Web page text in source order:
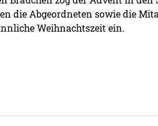
die Abgeordneten sowie die
Weihnachtszeit ein.